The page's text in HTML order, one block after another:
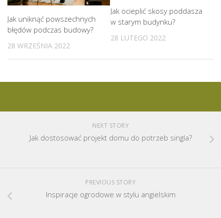
Jak uniknąć powszechnych
błędów podczas budowy?
28 WRZEŚNIA 2022
Jak ocieplić skosy poddasza
w starym budynku?
28 LUTEGO 2022
NEXT STORY
Jak dostosować projekt domu do potrzeb singla?
PREVIOUS STORY
Inspiracje ogrodowe w stylu angielskim